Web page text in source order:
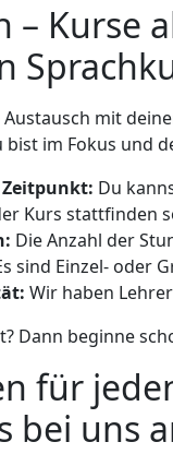
–
mit
im Fokus und
Du
Kurs stattfinden
Die Anzahl der
sind Einzel- oder
Wir haben
Dann beginne
für
bei uns